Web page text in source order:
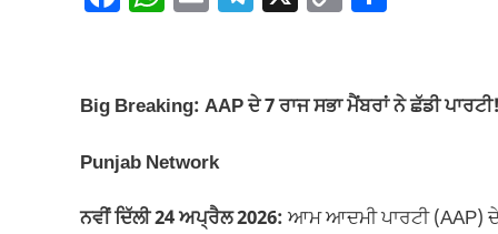
e
o
o
s
p
p
gr y
k
e
Big Breaking: AAP ਦੇ 7 ਰਾਜ ਸਭਾ ਮੈਂਬਰਾਂ ਨੇ ਛੱਡੀ
Punjab Network
ਨਵੀਂ ਦਿੱਲੀ 24 ਅਪ੍ਰੈਲ 2026: ਆਮ ਆਦਮੀ ਪਾਰਟੀ (AAP) ਦੇ